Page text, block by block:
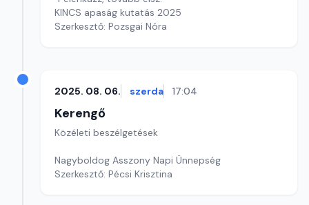
KINCS apaság kutatás 2025
Szerkesztő: Pozsgai Nóra
2025. 08. 06. szerda 17:04
Kerengő
Közéleti beszélgetések
Nagyboldog Asszony Napi Ünnepség
Szerkesztő: Pécsi Krisztina